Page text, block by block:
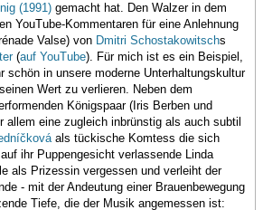
(1991) gemacht hat. Den Walzer in dem
YouTube-Kommentaren für eine Anlehnung
Valse) von Dmitri Schostakowitschs
(auf YouTube). Für mich ist es ein Beispiel,
schön in unsere moderne Unterhaltungskultur
Wert zu verlieren. Neben dem
Königspaar (Iris Berben und
allem eine zugleich inbrünstig als auch subtil
als tückische Komtess die sich
ihr Puppengesicht verlassende Linda
als Prizessin vergessen und verleiht der
- mit der Andeutung einer Brauenbewegung
Tiefe, die der Musik angemessen ist: